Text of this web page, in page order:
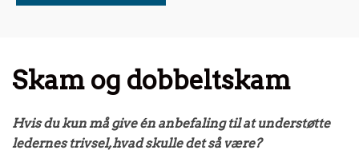
Skam og dobbeltskam
Hvis du kun må give én anbefaling til at understøtte
ledernes trivsel, hvad skulle det så være?